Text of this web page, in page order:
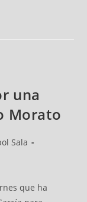
una
Morato
Sala
que ha